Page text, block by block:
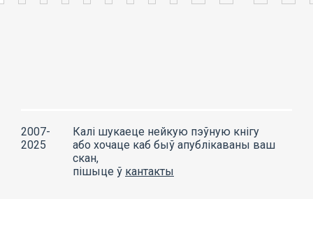
2007-
2025
Калі шукаеце нейкую пэўную кнігу
або хочаце каб быў апублікаваны ваш
скан,
пішыце ў кантакты